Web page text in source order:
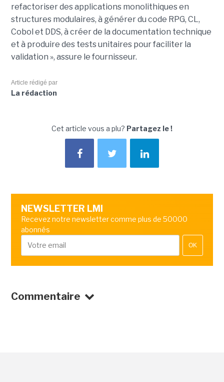
refactoriser des applications monolithiques en
structures modulaires, à générer du code RPG, CL,
Cobol et DDS, à créer de la documentation technique
et à produire des tests unitaires pour faciliter la
validation », assure le fournisseur.
Article rédigé par
La rédaction
Cet article vous a plu? Partagez le !
NEWSLETTER LMI
Recevez notre newsletter comme plus de 50000
abonnés
OK
Commentaire